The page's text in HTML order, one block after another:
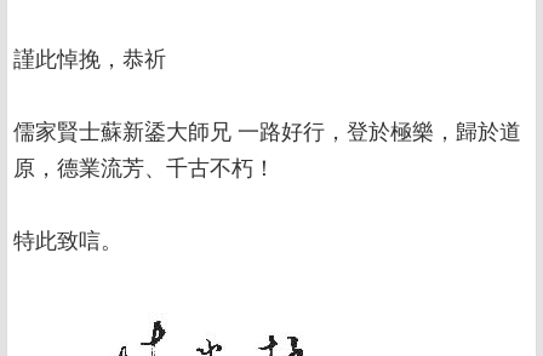
謹此悼挽，恭祈
儒家賢士蘇新鋈大師兄 一路好行，登於極樂，歸於道
原，德業流芳、千古不朽！
特此致唁。